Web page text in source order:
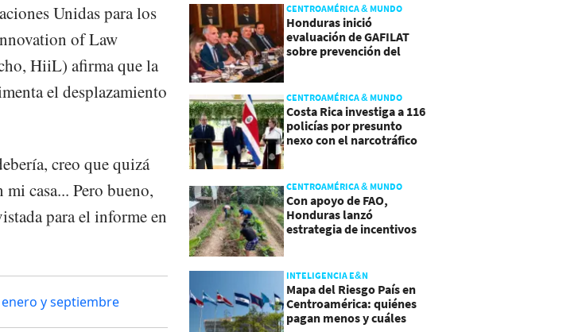
Unidas para los
of Law
HiiL) afirma que la
el desplazamiento
creo que quizá
casa... Pero bueno,
para el informe en
y septiembre
CENTROAMÉRICA & MUNDO
Honduras inició
evaluación de GAFILAT
sobre prevención del
CENTROAMÉRICA & MUNDO
Costa Rica investiga a 116
policías por presunto
nexo con el narcotráfico
CENTROAMÉRICA & MUNDO
Con apoyo de FAO,
Honduras lanzó
estrategia de incentivos
INTELIGENCIA E&N
Mapa del Riesgo País en
Centroamérica: quiénes
pagan menos y cuáles